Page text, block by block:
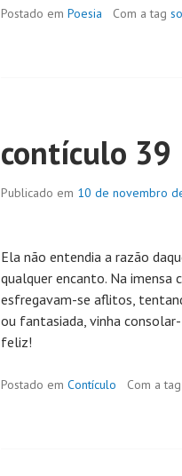
Postado em Poesia Com a tag
contículo 39
Publicado em 10 de novembro
Ela não entendia a razão
qualquer encanto. Na imensa
esfregavam-se aflitos,
ou fantasiada, vinha
feliz!
Postado em Contículo Com a tag